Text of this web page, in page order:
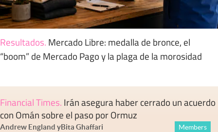
Resultados. Mercado Libre: medalla de bronce, el
“boom” de Mercado Pago y la plaga de la morosidad
Financial Times. Irán asegura haber cerrado un acuerdo
con Omán sobre el paso por Ormuz
Andrew England yBita Ghaffari Members